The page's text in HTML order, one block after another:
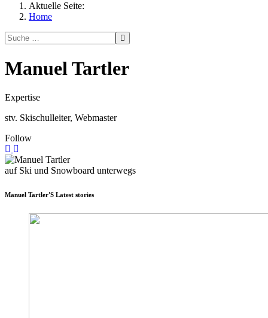
Aktuelle Seite:
Home
Manuel Tartler
Expertise
stv. Skischulleiter, Webmaster
Follow
auf Ski und Snowboard unterwegs
Manuel Tartler'S Latest stories